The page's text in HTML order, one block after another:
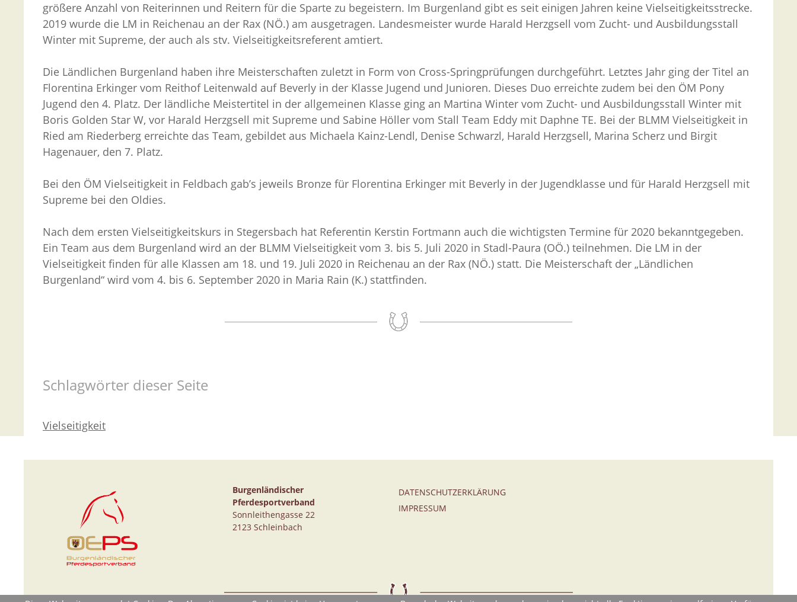
größere Anzahl von Reiterinnen und Reitern für die Sparte zu begeistern. Im Burgenland gibt es seit einigen Jahren keine Vielseitigkeitsstrecke.
2019 wurde die LM in Reichenau an der Rax (NÖ.) am ausgetragen. Landesmeister wurde Harald Herzgsell vom Zucht- und Ausbildungsstall
Winter mit Supreme, der auch als stv. Vielseitigkeitsreferent amtiert.
Die Ländlichen Burgenland haben ihre Meisterschaften zuletzt in Form von Cross-Springprüfungen durchgeführt. Letztes Jahr ging der Titel an
Florentina Erkinger vom Reithof Leitenwald auf Beverly in der Klasse Jugend und Junioren. Dieses Duo erreichte zudem bei den ÖM Pony
Jugend den 4. Platz. Der ländliche Meistertitel in der allgemeinen Klasse ging an Martina Winter vom Zucht- und Ausbildungsstall Winter mit
Boris Golden Star W, vor Harald Herzgsell mit Supreme und Sabine Höller vom Stall Team Eddy mit Daphne TE. Bei der BLMM Vielseitigkeit in
Ried am Riederberg erreichte das Team, gebildet aus Michaela Kainz-Lendl, Denise Schwarzl, Harald Herzgsell, Marina Scherz und Birgit
Hagenauer, den 7. Platz.
Bei den ÖM Vielseitigkeit in Feldbach gab’s jeweils Bronze für Florentina Erkinger mit Beverly in der Jugendklasse und für Harald Herzgsell mit
Supreme bei den Oldies.
Nach dem ersten Vielseitigkeitskurs in Stegersbach hat Referentin Kerstin Fortmann auch die wichtigsten Termine für 2020 bekanntgegeben.
Ein Team aus dem Burgenland wird an der BLMM Vielseitigkeit vom 3. bis 5. Juli 2020 in Stadl-Paura (OÖ.) teilnehmen. Die LM in der
Vielseitigkeit finden für alle Klassen am 18. und 19. Juli 2020 in Reichenau an der Rax (NÖ.) statt. Die Meisterschaft der „Ländlichen
Burgenland“ wird vom 4. bis 6. September 2020 in Maria Rain (K.) stattfinden.
Schlagwörter dieser Seite
Vielseitigkeit
Burgenländischer
Pferdesportverband
Sonnleithengasse 22
2123 Schleinbach
DATENSCHUTZERKLÄRUNG
IMPRESSUM